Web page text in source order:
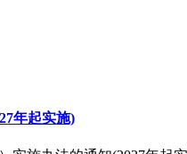
年起实施)